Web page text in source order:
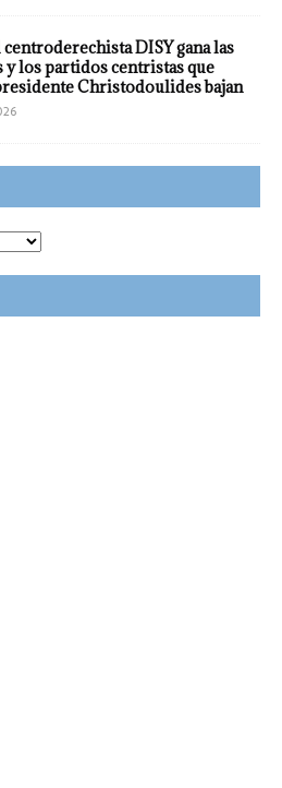
centroderechista DISY gana las
y los partidos centristas que
Christodoulides bajan